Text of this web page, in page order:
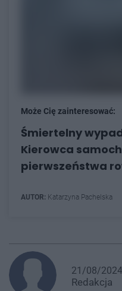
Może Cię zainteresować:
Śmiertelny
Kierowca
pierwszeństwa
AUTOR: Katarzyna Pachelska
21/08/2024
Redakcja